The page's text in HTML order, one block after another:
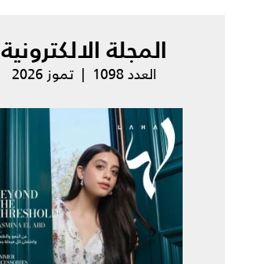
المجلة الالكترونية
العدد 1098 | تموز 2026